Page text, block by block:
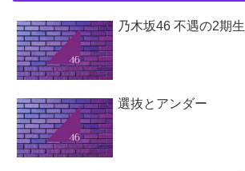
乃木坂46 不遇の2期生
選抜とアンダー